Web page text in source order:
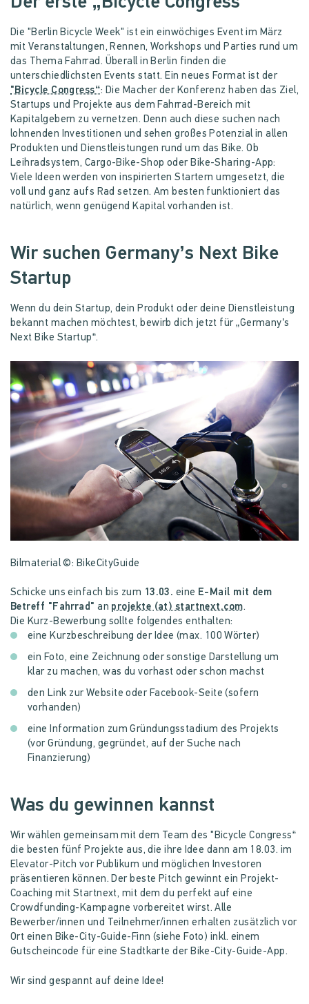
Die "Berlin Bicycle Week" ist ein einwöchiges Event im März
mit Veranstaltungen, Rennen, Workshops und Parties rund um
das Thema Fahrrad. Überall in Berlin finden die
unterschiedlichsten Events statt. Ein neues Format ist der
"Bicycle Congress“: Die Macher der Konferenz haben das Ziel,
Startups und Projekte aus dem Fahrrad-Bereich mit
Kapitalgebern zu vernetzen. Denn auch diese suchen nach
lohnenden Investitionen und sehen großes Potenzial in allen
Produkten und Dienstleistungen rund um das Bike. Ob
Leihradsystem, Cargo-Bike-Shop oder Bike-Sharing-App:
Viele Ideen werden von inspirierten Startern umgesetzt, die
voll und ganz aufs Rad setzen. Am besten funktioniert das
natürlich, wenn genügend Kapital vorhanden ist.
Wir suchen Germany’s Next Bike
Startup
Wenn du dein Startup, dein Produkt oder deine Dienstleistung
bekannt machen möchtest, bewirb dich jetzt für „Germany’s
Next Bike Startup“.
Bilmaterial ©: BikeCityGuide
Schicke uns einfach bis zum 13.03. eine E-Mail mit dem
Betreff "Fahrrad" an projekte (at) startnext.com.
Die Kurz-Bewerbung sollte folgendes enthalten:
eine Kurzbeschreibung der Idee (max. 100 Wörter)
ein Foto, eine Zeichnung oder sonstige Darstellung um
klar zu machen, was du vorhast oder schon machst
den Link zur Website oder Facebook-Seite (sofern
vorhanden)
eine Information zum Gründungsstadium des Projekts
(vor Gründung, gegründet, auf der Suche nach
Finanzierung)
Was du gewinnen kannst
Wir wählen gemeinsam mit dem Team des "Bicycle Congress“
die besten fünf Projekte aus, die ihre Idee dann am 18.03. im
Elevator-Pitch vor Publikum und möglichen Investoren
präsentieren können. Der beste Pitch gewinnt ein Projekt-
Coaching mit Startnext, mit dem du perfekt auf eine
Crowdfunding-Kampagne vorbereitet wirst. Alle
Bewerber/innen und Teilnehmer/innen erhalten zusätzlich vor
Ort einen Bike-City-Guide-Finn (siehe Foto) inkl. einem
Gutscheincode für eine Stadtkarte der Bike-City-Guide-App.
Wir sind gespannt auf deine Idee!